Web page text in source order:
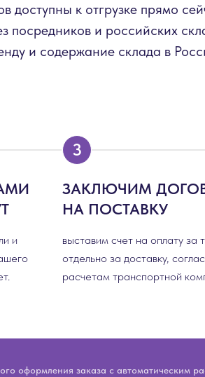
доступны к отгрузке прямо
посредников и российских
и содержание склада в
и
ЗАКЛЮЧИМ
НА ПОСТАВКУ
выставим счет на оплату за
отдельно за доставку,
расчетам транспортной
оформления заказа с автоматическим